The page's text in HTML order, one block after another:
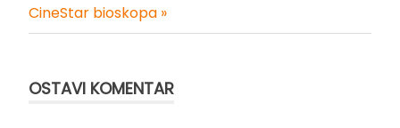
CineStar bioskopa »
OSTAVI KOMENTAR